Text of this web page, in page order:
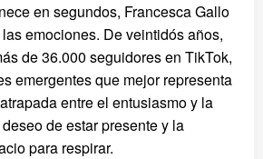
en segundos, Francesca Gallo
emociones. De veintidós años,
de 36.000 seguidores en TikTok,
emergentes que mejor representa
entre el entusiasmo y la
de estar presente y la
para respirar.